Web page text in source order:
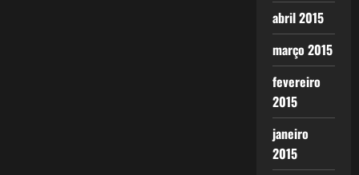
abril 2015
março 2015
fevereiro
2015
janeiro
2015